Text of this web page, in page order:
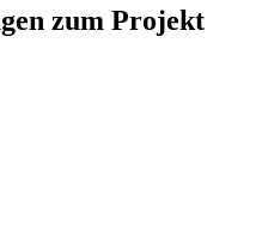
zum Projekt